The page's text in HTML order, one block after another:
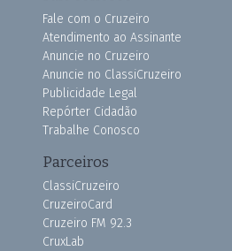
Fale com o Cruzeiro
Atendimento ao Assinante
Anuncie no Cruzeiro
Anuncie no ClassiCruzeiro
Publicidade Legal
Repórter Cidadão
Trabalhe Conosco
Parceiros
ClassiCruzeiro
CruzeiroCard
Cruzeiro FM 92.3
CruxLab